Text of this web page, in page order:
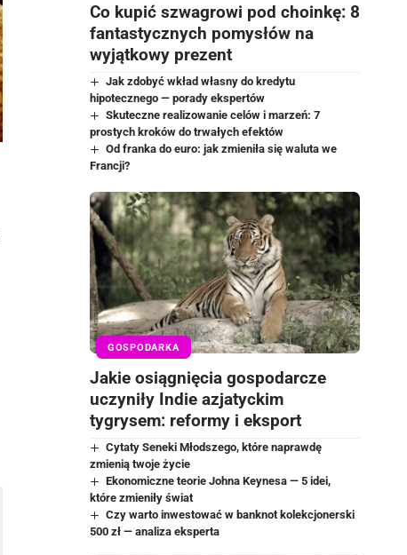
Co kupić szwagrowi pod choinkę: 8
fantastycznych pomysłów na
wyjątkowy prezent
Jak zdobyć wkład własny do kredytu
hipotecznego — porady ekspertów
Skuteczne realizowanie celów i marzeń: 7
prostych kroków do trwałych efektów
Od franka do euro: jak zmieniła się waluta we
Francji?
GOSPODARKA
Jakie osiągnięcia gospodarcze
uczyniły Indie azjatyckim
tygrysem: reformy i eksport
Cytaty Seneki Młodszego, które naprawdę
zmienią twoje życie
Ekonomiczne teorie Johna Keynesa — 5 idei,
które zmieniły świat
Czy warto inwestować w banknot kolekcjonerski
500 zł — analiza eksperta